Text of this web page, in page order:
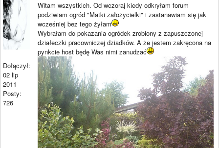
Dołączył:
02 lip
2011
Posty:
726
Witam wszystkich. Od wczoraj kiedy odkryłam forum
podziwiam ogród "Matki założycielki" i zastanawiam się jak
wcześniej bez tego żyłam
Wybrałam do pokazania ogródek zrobiony z zapuszczonej
działeczki pracowniczej dziadków. A że jestem zakręcona na
pynkcie host będę Was nimi zanudzać